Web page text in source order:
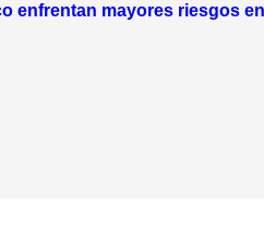
enfrentan mayores riesgos